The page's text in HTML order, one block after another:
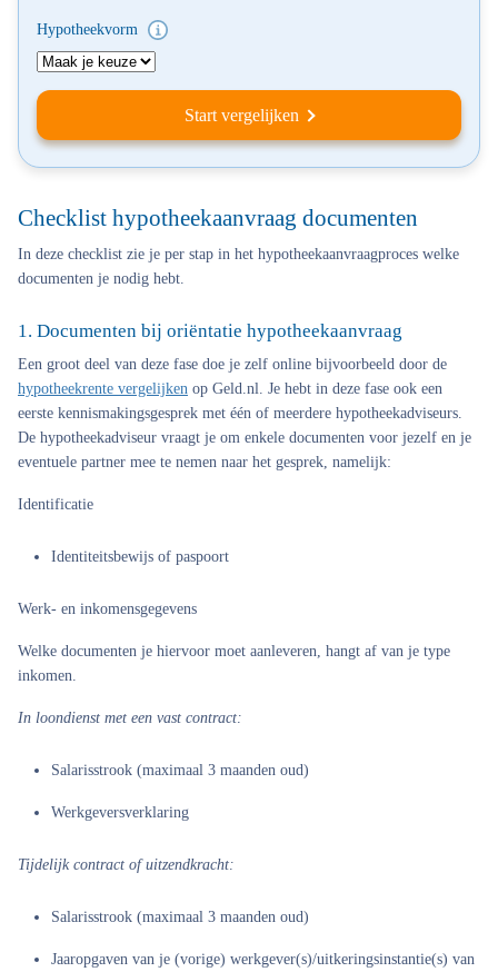
Hypotheekvorm
Start vergelijken
Checklist hypotheekaanvraag documenten
In deze checklist zie je per stap in het hypotheekaanvraagproces welke
documenten je nodig hebt.
1. Documenten bij oriëntatie hypotheekaanvraag
Een groot deel van deze fase doe je zelf online bijvoorbeeld door de
hypotheekrente vergelijken op Geld.nl. Je hebt in deze fase ook een
eerste kennismakingsgesprek met één of meerdere hypotheekadviseurs.
De hypotheekadviseur vraagt je om enkele documenten voor jezelf en je
eventuele partner mee te nemen naar het gesprek, namelijk:
Identificatie
Identiteitsbewijs of paspoort
Werk- en inkomensgegevens
Welke documenten je hiervoor moet aanleveren, hangt af van je type
inkomen.
In loondienst met een vast contract:
Salarisstrook (maximaal 3 maanden oud)
Werkgeversverklaring
Tijdelijk contract of uitzendkracht:
Salarisstrook (maximaal 3 maanden oud)
Jaaropgaven van je (vorige) werkgever(s)/uitkeringsinstantie(s) van